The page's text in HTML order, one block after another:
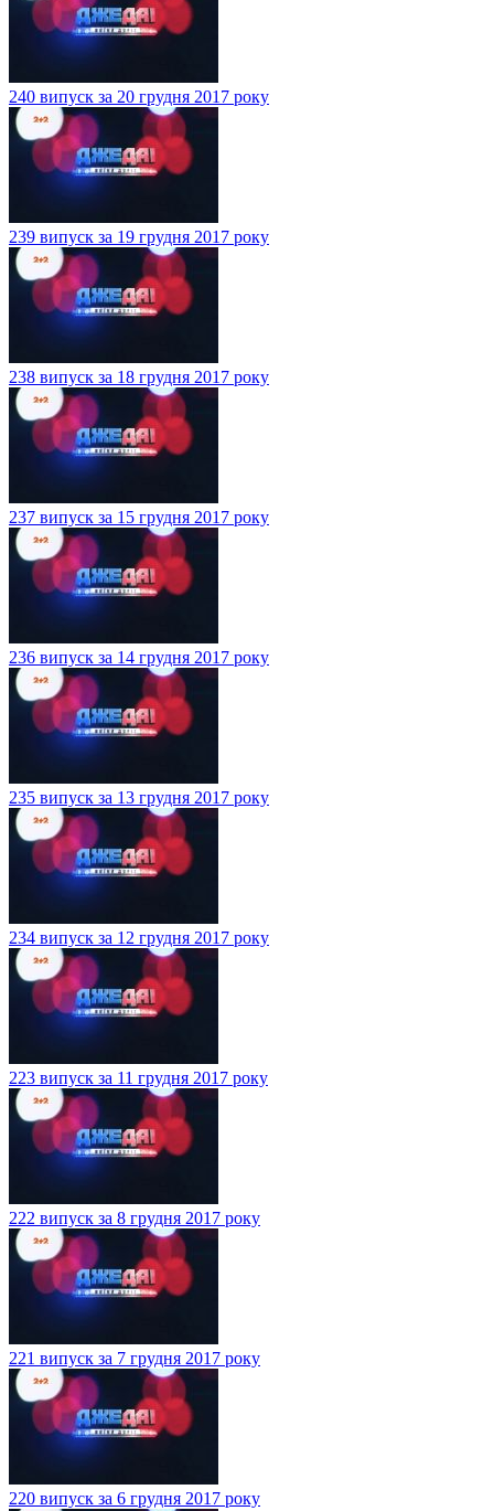
240 випуск за 20 грудня 2017 року
239 випуск за 19 грудня 2017 року
238 випуск за 18 грудня 2017 року
237 випуск за 15 грудня 2017 року
236 випуск за 14 грудня 2017 року
235 випуск за 13 грудня 2017 року
234 випуск за 12 грудня 2017 року
223 випуск за 11 грудня 2017 року
222 випуск за 8 грудня 2017 року
221 випуск за 7 грудня 2017 року
220 випуск за 6 грудня 2017 року